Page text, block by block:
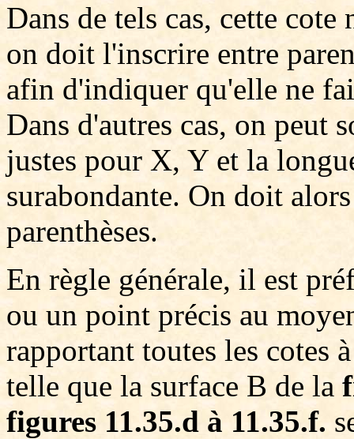
Dans de tels cas, cette cote
on doit l'inscrire entre
afin d'indiquer qu'elle ne
Dans d'autres cas, on peut
justes pour X, Y et la
surabondante. On doit
parenthèses.
En règle générale, il est
ou un point précis au
rapportant toutes les cotes
telle que la surface B de la
figures 11.35.d à 11.35.f.